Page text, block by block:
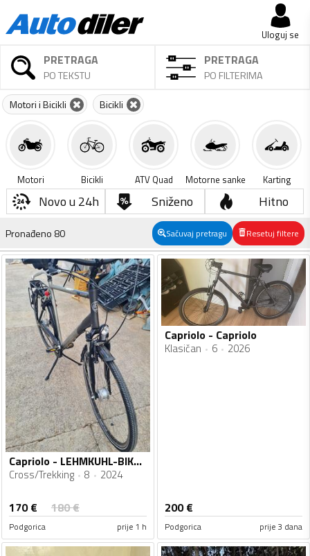
Uloguj se
PRETRAGA
PO TEKSTU
PRETRAGA
PO FILTERIMA
Motori i Bicikli Bicikli
Motori Bicikli ATV Quad Motorne sanke Karting
Novo u 24h Sniženo Hitno
Pronađeno 80 Sačuvaj pretragu Resetuj filtere
Capriolo - LEHMKUHL-BIKES,DE
Cross/Trekking 8 2024
170€ 180€
Podgorica prije 1 h
Capriolo - Capriolo
Klasičan 6 2026
200€
Podgorica prije 3 dana